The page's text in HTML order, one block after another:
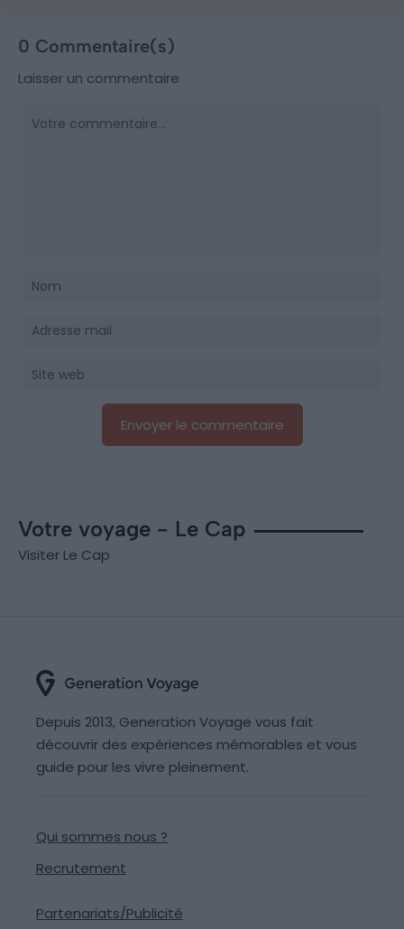
0 Commentaire(s)
Laisser un commentaire
Votre voyage - Le Cap
Visiter Le Cap
Depuis 2013, Generation Voyage vous fait
découvrir des expériences mémorables et vous
guide pour les vivre pleinement.
Qui sommes nous ?
Recrutement
Partenariats/Publicité